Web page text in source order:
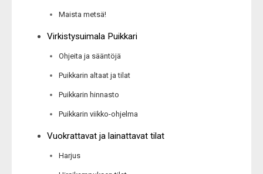
Maista metsä!
Virkistysuimala Puikkari
Ohjeita ja sääntöjä
Puikkarin altaat ja tilat
Puikkarin hinnasto
Puikkarin viikko-ohjelma
Vuokrattavat ja lainattavat tilat
Harjus